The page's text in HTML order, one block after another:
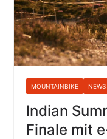
MOUNTAINBIKE NEWS
Indian
Finale mit